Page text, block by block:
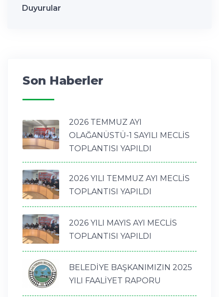
Duyurular
Son Haberler
2026 TEMMUZ AYI
OLAĞANÜSTÜ-1 SAYILI MECLİS
TOPLANTISI YAPILDI
2026 YILI TEMMUZ AYI MECLİS
TOPLANTISI YAPILDI
2026 YILI MAYIS AYI MECLİS
TOPLANTISI YAPILDI
BELEDİYE BAŞKANIMIZIN 2025
YILI FAALİYET RAPORU